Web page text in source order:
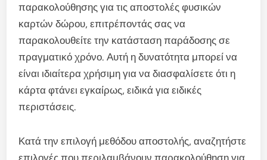
παρακολούθησης για τις αποστολές φυσικών
καρτών δώρου, επιτρέποντάς σας να
παρακολουθείτε την κατάσταση παράδοσης σε
πραγματικό χρόνο. Αυτή η δυνατότητα μπορεί να
είναι ιδιαίτερα χρήσιμη για να διασφαλίσετε ότι η
κάρτα φτάνει εγκαίρως, ειδικά για ειδικές
περιστάσεις.
Κατά την επιλογή μεθόδου αποστολής, αναζητήστε
επιλογές που περιλαμβάνουν παρακολούθηση για